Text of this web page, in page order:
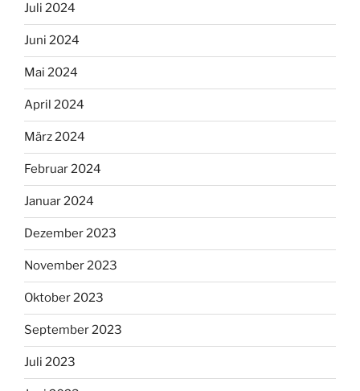
Juli 2024
Juni 2024
Mai 2024
April 2024
März 2024
Februar 2024
Januar 2024
Dezember 2023
November 2023
Oktober 2023
September 2023
Juli 2023